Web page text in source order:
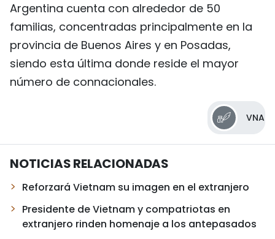
Argentina cuenta con alrededor de 50
familias, concentradas principalmente en la
provincia de Buenos Aires y en Posadas,
siendo esta última donde reside el mayor
número de connacionales.
VNA
NOTICIAS RELACIONADAS
Reforzará Vietnam su imagen en el extranjero
Presidente de Vietnam y compatriotas en
extranjero rinden homenaje a los antepasados